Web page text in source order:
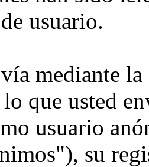
usuario.
mediante
lo que usted
usuario
su